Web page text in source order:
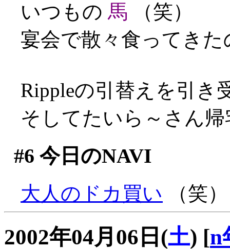
いつもの 馬 （笑）
宴会で散々食ってき
Rippleの引替えを引き
そしてたいら～さん
#6 今日のNAVI
大人のドカ買い （笑）
2002年04月06日(土) [n